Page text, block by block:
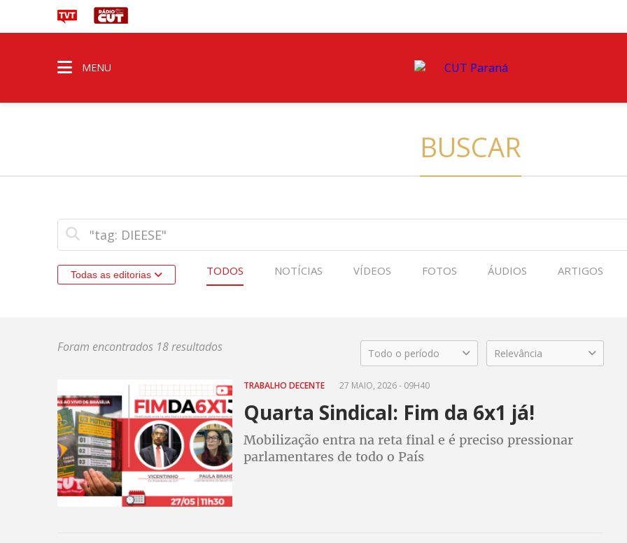
MENU
BUSCAR
Todas as editorias TODOS NOTÍCIAS VÍDEOS FOTOS ÁUDIOS ARTIGOS
Foram encontrados 18 resultados Todo o período Relevância
TRABALHO DECENTE 27 MAIO, 2026 - 09H40
Quarta Sindical: Fim da 6x1 já!
Mobilização entra na reta final e é preciso pressionar
parlamentares de todo o País